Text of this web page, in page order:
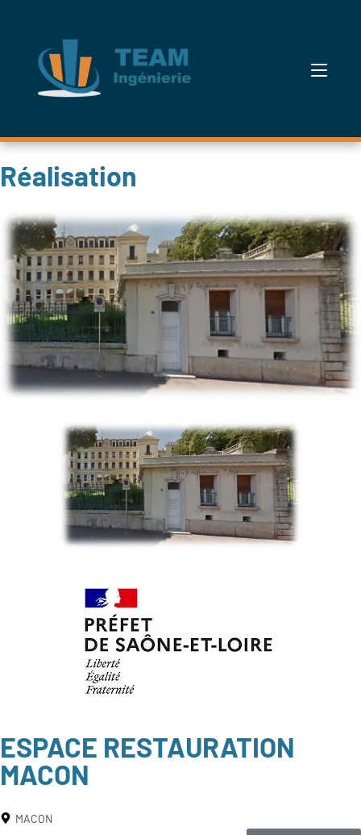
Réalisation
ESPACE RESTAURATION
MACON
MACON